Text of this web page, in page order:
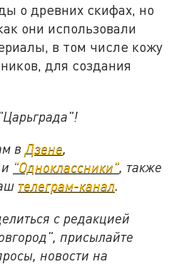
о древних скифах, но
они использовали
в том числе кожу
для создания
вДзене,
и "Одноклассники", также
телеграм-канал.
с редакцией
присылайте
новости на